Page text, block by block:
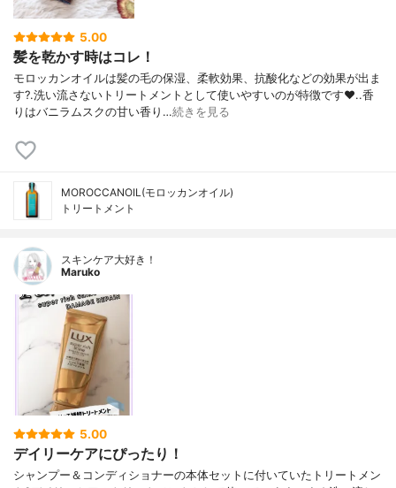
5.00
髪を乾かす時はコレ！
モロッカンオイルは髪の毛の保湿、柔軟効果、抗酸化などの効果が出ま
す?.洗い流さないトリートメントとして使いやすいのが特徴です❤️..香
りはバニラムスクの甘い香り…続きを見る
MOROCCANOIL(モロッカンオイル)
トリートメント
スキンケア大好き！
Maruko
5.00
デイリーケアにぴったり！
シャンプー＆コンディショナーの本体セットに付いていたトリートメン